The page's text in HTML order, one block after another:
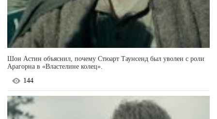
Шон Астин объяснил, почему Стюарт Таунсенд был уволен с роли
Арагорна в «Властелине колец».
144